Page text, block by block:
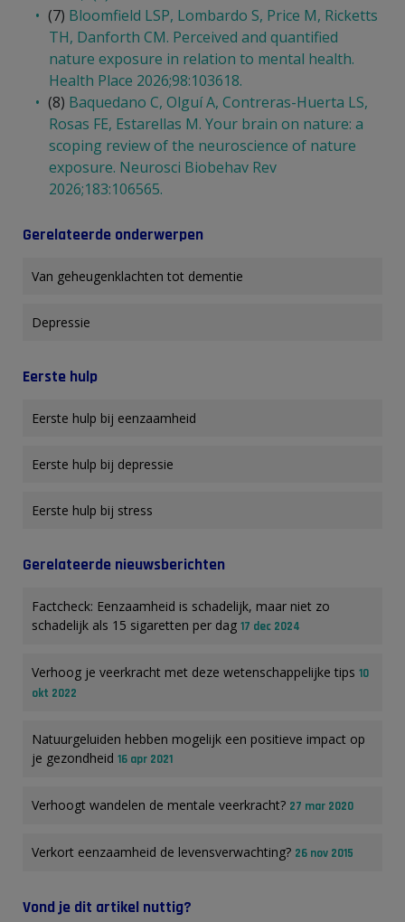
(7) Bloomfield LSP, Lombardo S, Price M, Ricketts
TH, Danforth CM. Perceived and quantified
nature exposure in relation to mental health.
Health Place 2026;98:103618.
(8) Baquedano C, Olguí A, Contreras-Huerta LS,
Rosas FE, Estarellas M. Your brain on nature: a
scoping review of the neuroscience of nature
exposure. Neurosci Biobehav Rev
2026;183:106565.
Gerelateerde onderwerpen
Van geheugenklachten tot dementie
Depressie
Eerste hulp
Eerste hulp bij eenzaamheid
Eerste hulp bij depressie
Eerste hulp bij stress
Gerelateerde nieuwsberichten
Factcheck: Eenzaamheid is schadelijk, maar niet zo
schadelijk als 15 sigaretten per dag 17 dec 2024
Verhoog je veerkracht met deze wetenschappelijke tips 10
okt 2022
Natuurgeluiden hebben mogelijk een positieve impact op
je gezondheid 16 apr 2021
Verhoogt wandelen de mentale veerkracht? 27 mar 2020
Verkort eenzaamheid de levensverwachting? 26 nov 2015
Vond je dit artikel nuttig?